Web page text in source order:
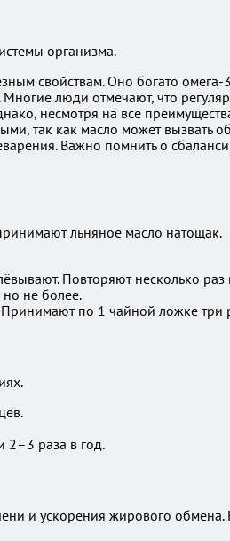
организма.
свойствам. Оно богато
люди отмечают, что
несмотря на все
так как масло может вызвать
Важно помнить о
льняное масло натощак.
Повторяют несколько раз
не более.
по 1 чайной ложке три
2–3 раза в год.
и ускорения жирового